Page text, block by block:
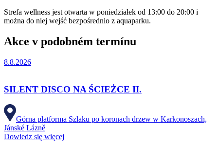
Strefa wellness jest otwarta w poniedziałek od 13:00 do 20:00 i
można do niej wejść bezpośrednio z aquaparku.
Akce v podobném termínu
8.8.2026
SILENT DISCO NA ŚCIEŻCE II.
Górna platforma Szlaku po koronach drzew w Karkonoszach,
Jánské Lázně
Dowiedz się więcej